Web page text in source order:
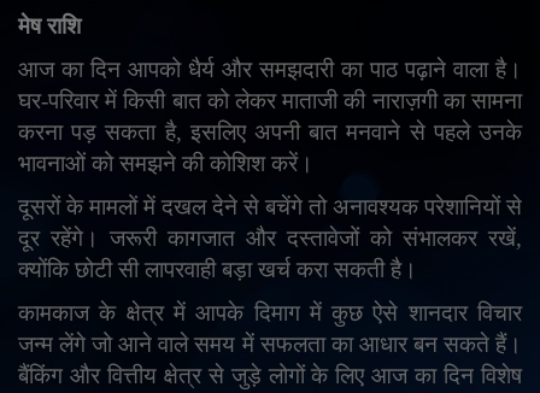
मेष राशि
आज का दिन आपको धैर्य और समझदारी का पाठ पढ़ाने वाला है।
घर-परिवार में किसी बात को लेकर माताजी की नाराज़गी का सामना
करना पड़ सकता है, इसलिए अपनी बात मनवाने से पहले उनके
भावनाओं को समझने की कोशिश करें।
दूसरों के मामलों में दखल देने से बचेंगे तो अनावश्यक परेशानियों से
दूर रहेंगे। जरूरी कागजात और दस्तावेजों को संभालकर रखें,
क्योंकि छोटी सी लापरवाही बड़ा खर्च करा सकती है।
कामकाज के क्षेत्र में आपके दिमाग में कुछ ऐसे शानदार विचार
जन्म लेंगे जो आने वाले समय में सफलता का आधार बन सकते हैं।
बैंकिंग और वित्तीय क्षेत्र से जुड़े लोगों के लिए आज का दिन विशेष